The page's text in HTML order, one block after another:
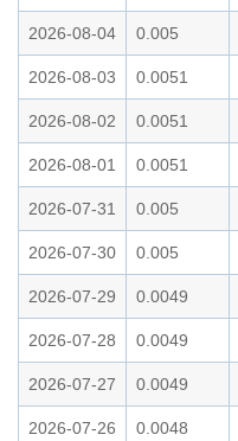
2026-08-04 0.005
2026-08-03 0.0051
2026-08-02 0.0051
2026-08-01 0.0051
2026-07-31 0.005
2026-07-30 0.005
2026-07-29 0.0049
2026-07-28 0.0049
2026-07-27 0.0049
2026-07-26 0.0048